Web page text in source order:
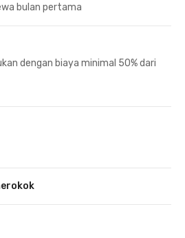
bulan pertama
dengan biaya minimal 50% dari